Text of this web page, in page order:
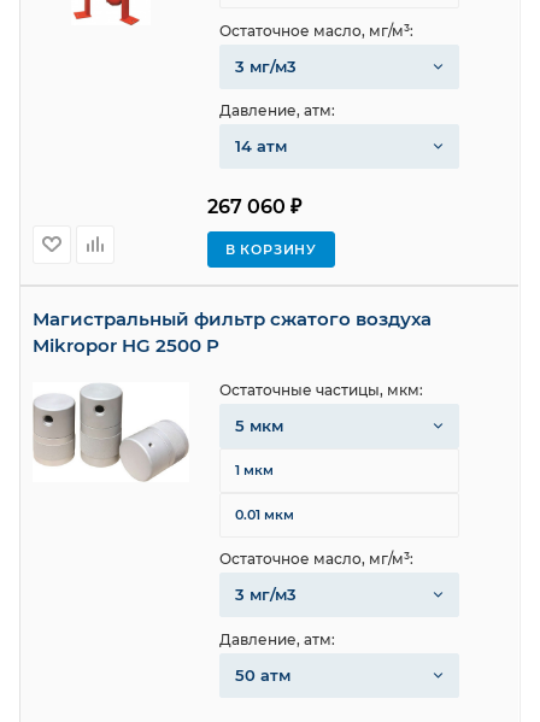
267 060 ₽
В КОРЗИНУ
Остаточное масло, мг/м³:
3 мг/м3
Давление, атм:
14 атм
Магистральный фильтр сжатого воздуха
Mikropor HG 2500 P
Остаточные частицы, мкм:
5 мкм
1 мкм
0.01 мкм
Остаточное масло, мг/м³:
3 мг/м3
Давление, атм:
50 атм